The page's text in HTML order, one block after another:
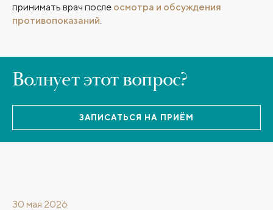
принимать врач после осмотра и обсуждения
противопоказаний.
Волнует этот вопрос?
ЗАПИСАТЬСЯ НА ПРИЁМ
30 мая 2026